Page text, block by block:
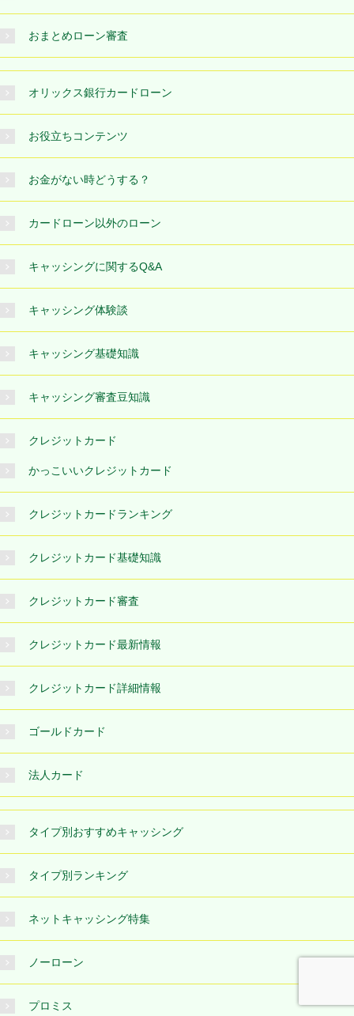
おまとめローン審査
オリックス銀行カードローン
お役立ちコンテンツ
お金がない時どうする？
カードローン以外のローン
キャッシングに関するQ&A
キャッシング体験談
キャッシング基礎知識
キャッシング審査豆知識
クレジットカード
かっこいいクレジットカード
クレジットカードランキング
クレジットカード基礎知識
クレジットカード審査
クレジットカード最新情報
クレジットカード詳細情報
ゴールドカード
法人カード
タイプ別おすすめキャッシング
タイプ別ランキング
ネットキャッシング特集
ノーローン
プロミス